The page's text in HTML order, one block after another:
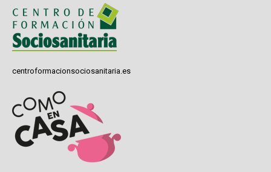
centroformacionsociosanitaria.es